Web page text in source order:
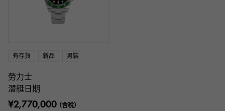
有存貨 新品 男裝
勞力士
潛艇日期
¥2,770,000（含稅）